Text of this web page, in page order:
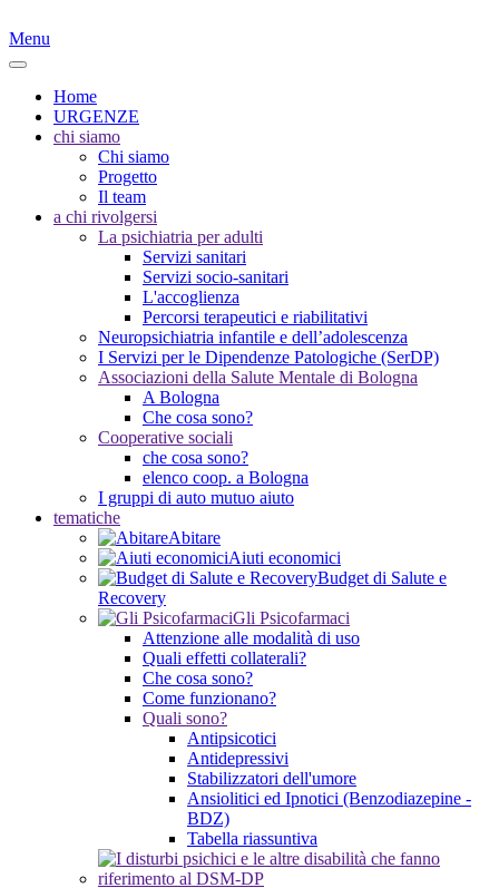
Menu
Home
URGENZE
chi siamo
Chi siamo
Progetto
Il team
a chi rivolgersi
La psichiatria per adulti
Servizi sanitari
Servizi socio-sanitari
L'accoglienza
Percorsi terapeutici e riabilitativi
Neuropsichiatria infantile e dell’adolescenza
I Servizi per le Dipendenze Patologiche (SerDP)
Associazioni della Salute Mentale di Bologna
A Bologna
Che cosa sono?
Cooperative sociali
che cosa sono?
elenco coop. a Bologna
I gruppi di auto mutuo aiuto
tematiche
Abitare
Aiuti economici
Budget di Salute e
Recovery
Gli Psicofarmaci
Attenzione alle modalità di uso
Quali effetti collaterali?
Che cosa sono?
Come funzionano?
Quali sono?
Antipsicotici
Antidepressivi
Stabilizzatori dell'umore
Ansiolitici ed Ipnotici (Benzodiazepine -
BDZ)
Tabella riassuntiva